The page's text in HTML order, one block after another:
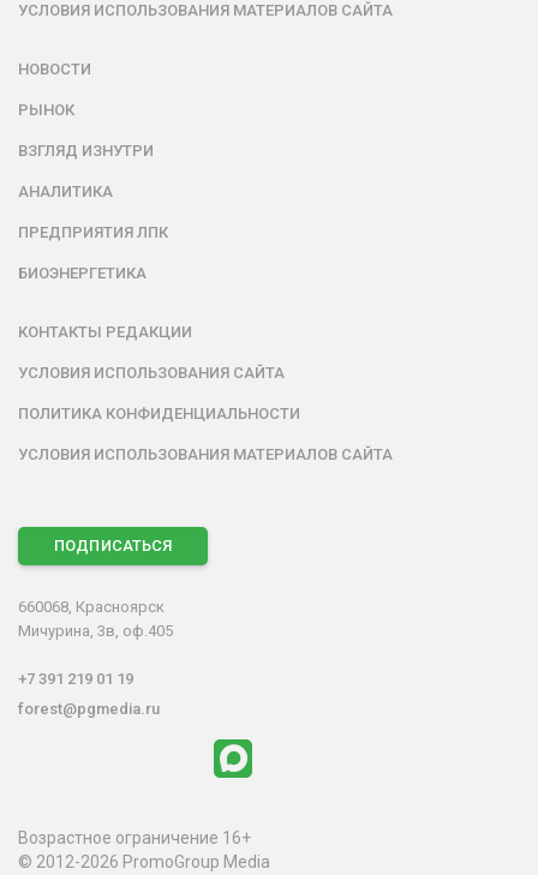
УСЛОВИЯ ИСПОЛЬЗОВАНИЯ МАТЕРИАЛОВ САЙТА
НОВОСТИ
РЫНОК
ВЗГЛЯД ИЗНУТРИ
АНАЛИТИКА
ПРЕДПРИЯТИЯ ЛПК
БИОЭНЕРГЕТИКА
КОНТАКТЫ РЕДАКЦИИ
УСЛОВИЯ ИСПОЛЬЗОВАНИЯ САЙТА
ПОЛИТИКА КОНФИДЕНЦИАЛЬНОСТИ
УСЛОВИЯ ИСПОЛЬЗОВАНИЯ МАТЕРИАЛОВ САЙТА
ПОДПИСАТЬСЯ
660068, Красноярск
Мичурина, 3в, оф.405
+7 391 219 01 19
forest@pgmedia.ru
Возрастное ограничение 16+
© 2012-2026 PromoGroup Media